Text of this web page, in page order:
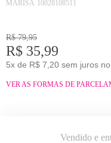
MARISA 10028108511
R$ 79,95
R$ 35,99
5x de R$ 7,20 sem juros
VER AS FORMAS DE
Vendido e